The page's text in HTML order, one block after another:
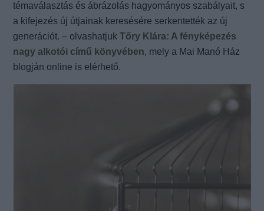
témaválasztás és ábrázolás hagyományos szabályait, s
a kifejezés új útjainak keresésére serkentették az új
generációt. – olvashatjukTőry Klára: A fényképezés
nagy alkotói című könyvében, mely a Mai Manó Ház
blogján online is elérhető.